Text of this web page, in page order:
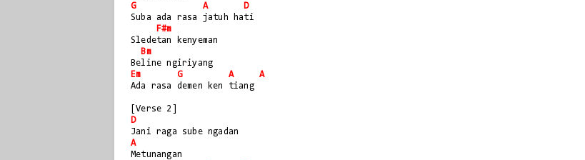
G
A
D
Suba ada rasa jatuh hati
F#m
Sledetan kenyeman
Bm
Beline ngiriyang
Em
G A
A
Ada rasa demen ken tiang
[Verse 2]
D
Jani raga sube ngadan
A
Metunangan